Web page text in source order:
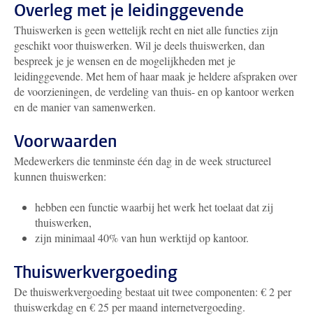
Overleg met je leidinggevende
Thuiswerken is geen wettelijk recht en niet alle functies zijn
geschikt voor thuiswerken. Wil je deels thuiswerken, dan
bespreek je je wensen en de mogelijkheden met je
leidinggevende. Met hem of haar maak je heldere afspraken over
de voorzieningen, de verdeling van thuis- en op kantoor werken
en de manier van samenwerken.
Voorwaarden
Medewerkers die tenminste één dag in de week structureel
kunnen thuiswerken:
hebben een functie waarbij het werk het toelaat dat zij
thuiswerken,
zijn minimaal 40% van hun werktijd op kantoor.
Thuiswerkvergoeding
De thuiswerkvergoeding bestaat uit twee componenten: € 2 per
thuiswerkdag en € 25 per maand internetvergoeding.